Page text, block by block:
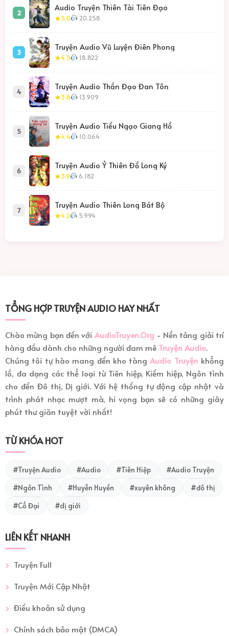
2
Audio Truyện Thiên Tài Tiên Đạo
5.0 20.258
3
Truyện Audio Vũ Luyện Điên Phong
4.5 18.822
4
Truyện Audio Thần Đạo Đan Tôn
3.8 13.909
5
Truyện Audio Tiếu Ngạo Giang Hồ
4.4 10.064
6
Truyện Audio Ỷ Thiên Đồ Long Ký
3.9 6.182
7
Truyện Audio Thiên Long Bát Bộ
4.2 5.994
TỔNG HỢP TRUYỆN AUDIO HAY NHẤT
Chào mừng bạn đến với AudioTruyen.Org- Nền tảng giải trí
hàng đầu dành cho những người đam mê Truyện Audio.
Chúng tôi tự hào mang đến kho tàngAudio Truyệnkhổng
lồ, đa dạng các thể loại từ Tiên hiệp, Kiếm hiệp, Ngôn tình
cho đến Đô thị, Dị giới. Với hệ thống tự động cập nhật và
trình phát nhạc mượt mà, hi vọng bạn sẽ có những giây
phút thư giãn tuyệt vời nhất!
TỪ KHÓA HOT
#Truyện Audio #Audio #Tiên Hiệp
#Audio Truyện
#Ngôn Tình
#Huyễn Huyền #xuyên không
#đô thị
#Cổ Đại
#dị giới
LIÊN KẾT NHANH
Truyện Full
Truyện Mới Cập Nhật
Điều khoản sử dụng
Chính sách bảo mật (DMCA)